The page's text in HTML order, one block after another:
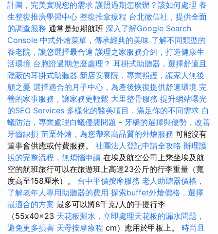
計圖，完美實現您的需求 護照過期怎麼辦？該如何處理 養
生整復推廣學習中心 整復推拿療程 台北徵信社，提供全面
的調查服務 通常是短期航班 深入了解Google Search
Console 中式外燴菜單，傳承經典的美味 了解不同類型的
養老院，讓您選擇最合適 護理之家服務介紹，打造健康生
活環境 台胞證過期怎麼處理？ 耳掛式助聽器，選擇舒適且
隱蔽的耳掛式助聽器 新店安養院，專業照護，讓家人無後
顧之憂 選擇適合的月子中心，為產後恢復提供舒適環境 完
善的家事服務，讓家務更輕鬆 大里整骨服務 提升網站曝光
的SEO Services 多樣化的醫美項目，滿足你的不同需求 白
蟻防治，專業處理白蟻侵襲問題 - 牙橋的選擇與優勢，改善
牙齒缺損 苗栗外燴，為您帶來高品質的外燴服務 可能沒有
董事會供應或付費服務。 社團法人登記申請全攻略 辦理護
照的完整流程，無煩惱申請 在埃及航空公司上乘坐埃及航
空的航班旅行可以在旅遊班上高達23公斤的行李重量（寬
度高至158厘米）。 台中平價按摩服務 老人助聽器價格，
了解老年人專用助聽器的費用 探索buffet外燴價格，選擇
最適合的方案 最多可以將8千克/人的手提行李
（55x40x23 天花板漏水，立即處理天花板的漏水問題，
避免更多損害 天母按摩療程 cm）應用於甲板上。 時尚且